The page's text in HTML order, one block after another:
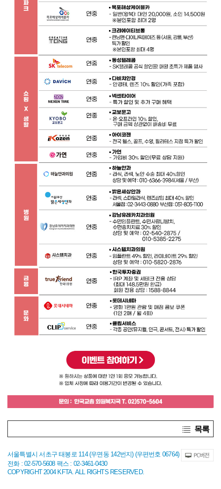
목록
서울특별시 서초구 태봉로 114 (우면동 142번지) (우편번호 06764)
전화 : 02-570-5608 팩스 : 02-3461-0430
COPYRIGHT 2004 KFTA. ALL RIGHTS RESERVED.